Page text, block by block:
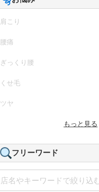
肩こり
腰痛
ぎっくり腰
くせ毛
ツヤ
もっと見る
フリーワード